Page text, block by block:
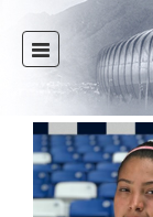
INICIO
NOTICIAS
CLUB
MULTIMEDIA